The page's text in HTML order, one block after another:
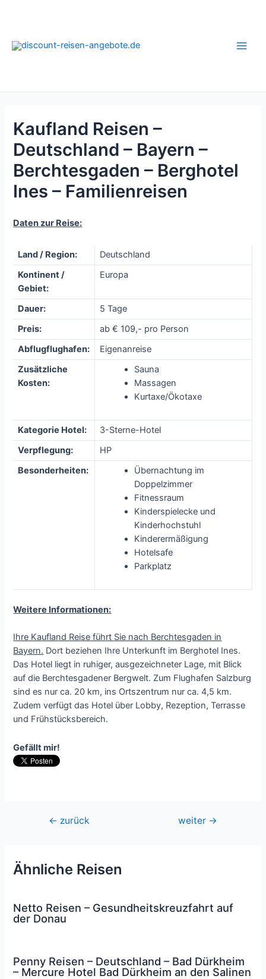
Kaufland Reisen –
Deutschland – Bayern –
Berchtesgaden – Berghotel
Ines – Familienreisen
Daten zur Reise:
Land / Region:
Deutschland
Kontinent /
Gebiet:
Europa
Dauer:
5 Tage
Preis:
ab € 109,- pro Person
Abflugflughafen:
Eigenanreise
Zusätzliche
Kosten:
Sauna
Massagen
Kurtaxe/Ökotaxe
Kategorie Hotel:
3-Sterne-Hotel
Verpflegung:
HP
Besonderheiten:
Übernachtung im
Doppelzimmer
Fitnessraum
Kinderspielecke und
Kinderhochstuhl
Kinderermäßigung
Hotelsafe
Parkplatz
Weitere Informationen:
Ihre Kaufland Reise führt Sie nach Berchtesgaden in
Bayern. Dort beziehen Ihre Unterkunft im Berghotel Ines.
Das Hotel liegt in ruhiger, ausgezeichneter Lage, mit Blick
auf die Berchtesgadener Bergwelt. Zum Flughafen Salzburg
sind es nur ca. 20 km, ins Ortszentrum nur ca. 4,5 km.
Zudem verfügt das Hotel über Lobby, Rezeption, Terrasse
und Frühstücksbereich.
Gefällt mir!
Beitragsnavigation
← zurück weiter →
Ähnliche Reisen
Netto Reisen – Gesundheitskreuzfahrt auf
der Donau
Penny Reisen – Deutschland – Bad Dürkheim
– Mercure Hotel Bad Dürkheim an den Salinen